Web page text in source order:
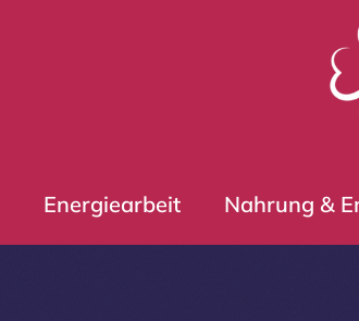
Energiearbeit Nahrung &